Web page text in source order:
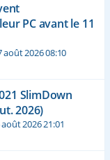
PC avant le 11
août 2026 08:10
SlimDown
2026)
août 2026 21:01